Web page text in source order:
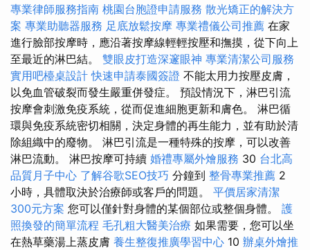
專業律師服務指南 桃園台胞證申請服務 散光矯正的解決方
案 專業助聽器服務 足底放鬆按摩 專業禮儀公司推薦 在家
進行臉部按摩時，應沿著按摩線輕輕按壓和撫摸，從下向上
至最近的淋巴結。 雙眼皮打造深邃眼神 專業清潔公司服務
實用吧檯桌設計 快速申請泰國簽證 不能太用力按壓皮膚，
以免血管破裂而發生嚴重併發症。 預設情況下，淋巴引流
按摩會刺激免疫系統，從而促進細胞更新和膚色。 淋巴循
環與免疫系統密切相關，決定身體的再生能力，並有助於清
除組織中的廢物。 淋巴引流是一種特殊的按摩，可以改善
淋巴流動。 淋巴按摩可持續 婚禮專屬外燴服務 30 台北高
品質月子中心 了解谷歌SEO技巧 分鐘到 整骨專業推薦 2
小時，具體取決於治療師或客戶的問題。 平價居家清潔
300元方案 您可以僅針對身體的某個部位或整個身體。 護
照換發的簡單流程 毛孔粗大醫美治療 如果需要，您可以坐
在熱草藥湯上蒸皮膚 養生整復推廣學習中心 10 辦桌外燴推